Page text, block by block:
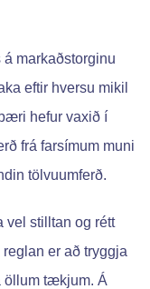
markaðstorginu
eftir hversu mikil
hefur vaxið í
frá farsímum muni
tölvuumferð.
vel stilltan og rétt
er að tryggja
öllum tækjum. Á